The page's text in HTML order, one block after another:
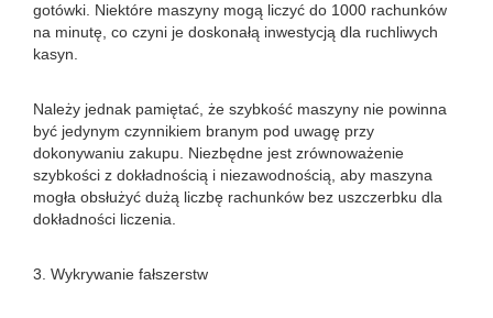
gotówki. Niektóre maszyny mogą liczyć do 1000 rachunków
na minutę, co czyni je doskonałą inwestycją dla ruchliwych
kasyn.
Należy jednak pamiętać, że szybkość maszyny nie powinna
być jedynym czynnikiem branym pod uwagę przy
dokonywaniu zakupu. Niezbędne jest zrównoważenie
szybkości z dokładnością i niezawodnością, aby maszyna
mogła obsłużyć dużą liczbę rachunków bez uszczerbku dla
dokładności liczenia.
3. Wykrywanie fałszerstw